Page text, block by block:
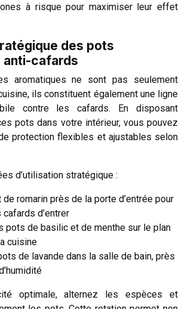
à risque pour maximiser leur effet
des pots
anti-cafards
aromatiques ne sont pas seulement
ils constituent également une ligne
contre les cafards. En disposant
pots dans votre intérieur, vous pouvez
protection flexibles et ajustables selon
d’utilisation stratégique :
romarin près de la porte d’entrée pour
d’entrer
pots de basilic et de menthe sur le plan
cuisine
de lavande dans la salle de bain, près
optimale, alternez les espèces et